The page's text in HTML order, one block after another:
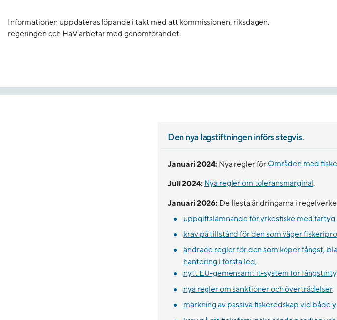
Informationen uppdateras löpande i takt med att kommissionen, riksdagen,
regeringen och HaV arbetar med genomförandet.
Den nya lagstiftningen införs stegvis.
Januari 2024: Nya regler för Områden med
Juli 2024: Nya regler om toleransmarginal.
Januari 2026: De flesta ändringarna i
uppgiftslämnande för yrkesfiske med fartyg
krav på tillstånd för den som väger
ändrade regler för den som köper fångst,
hantering i första led,
nytt EU-gemensamt it-system för
nya regler om sanktioner och överträdelser,
märkning av passiva fiskeredskap vid både